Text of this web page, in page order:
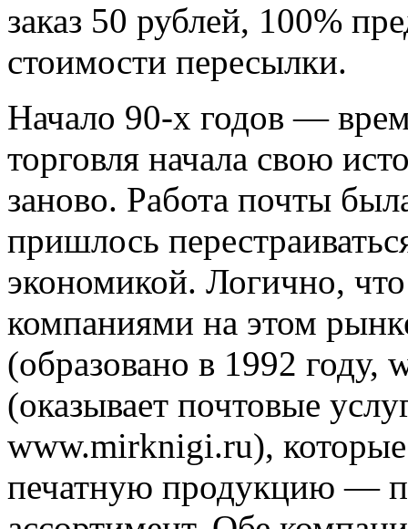
заказ 50 рублей, 100%
стоимости пересылки.
Начало 90-х годов —
торговля начала свою
заново. Работа почты
пришлось
экономикой. Логично,
компаниями на этом
(образовано в 1992
(оказывает почтовые
www.mirknigi.ru),
печатную продукцию —